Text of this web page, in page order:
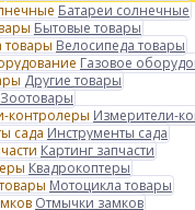
Батареи солнечные
Бытовые товары
Велосипеда товары
Газовое
Другие товары
Зоотовары
Измерители-
Инструменты сада
Картинг запчасти
Квадрокоптеры
Мотоцикла товары
Отмычки замков